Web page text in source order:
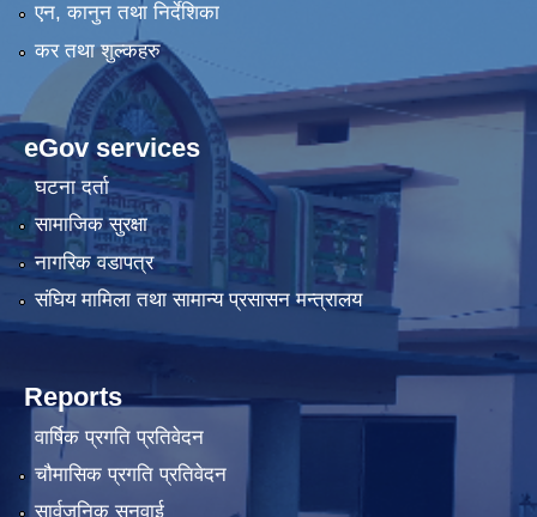
एन, कानुन तथा निर्देशिका
कर तथा शुल्कहरु
eGov services
घटना दर्ता
सामाजिक सुरक्षा
नागरिक वडापत्र
संघिय मामिला तथा सामान्य प्रसासन मन्त्रालय
Reports
वार्षिक प्रगति प्रतिवेदन
चौमासिक प्रगति प्रतिवेदन
सार्वजनिक सुनुवाई